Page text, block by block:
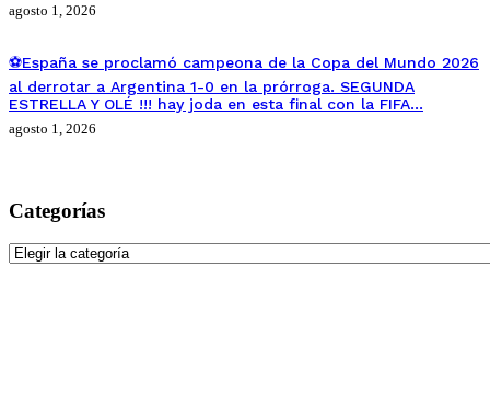
agosto 1, 2026
⚽España se proclamó campeona de la Copa del Mundo 2026
al derrotar a Argentina 1-0 en la prórroga. SEGUNDA
ESTRELLA Y OLÉ !!! hay joda en esta final con la FIFA…
agosto 1, 2026
Categorías
Categorías